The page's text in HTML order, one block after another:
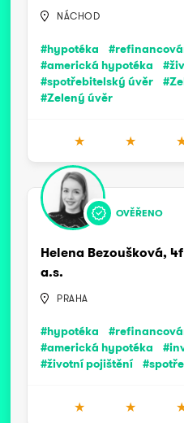
NÁCHOD
#hypotéka
#americká hypotéka
#spotřebitelský úvěr
#Zelený úvěr
★ ★
OVĚŘENO
Helena Bezoušková,
a.s.
PRAHA
#hypotéka
#americká hypotéka
#životní pojištění
★ ★